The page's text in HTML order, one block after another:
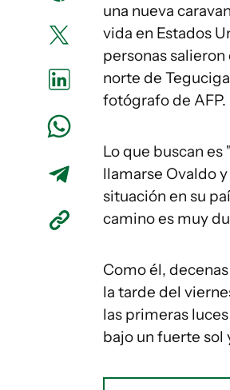
una nueva
vida en Estados
personas
norte de
fotógrafo de AFP.
Lo que buscan
llamarse Ovaldo
situación en su
camino es muy
Como él,
la tarde del
las primeras
bajo un fuerte sol